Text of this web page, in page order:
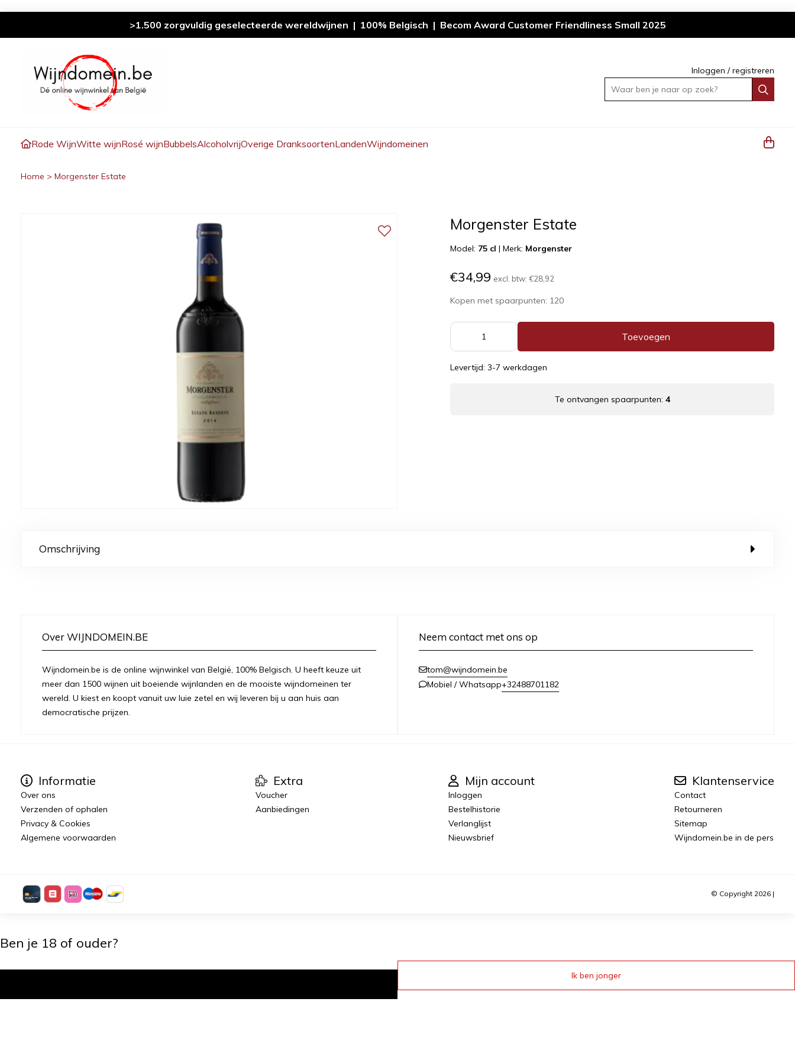
>1.500 zorgvuldig geselecteerde wereldwijnen | 100% Belgisch | Becom Award Customer Friendliness Small 2025
Inloggen /registreren
Waar ben je naar op zoek?
Rode WijnWitte wijnRosé wijnBubbelsAlcoholvrijOverige DranksoortenLandenWijndomeinen
Home > Morgenster Estate
Morgenster Estate
Model: 75 cl |Merk: Morgenster
€34,99 excl. btw:€28,92
Kopen met spaarpunten: 120
Toevoegen
Levertijd: 3-7 werkdagen
Te ontvangen spaarpunten: 4
Omschrijving
Over WIJNDOMEIN.BE
Wijndomein.be is de online wijnwinkel van België, 100% Belgisch. U heeft keuze uit
meer dan 1500 wijnen uit boeiende wijnlanden en de mooiste wijndomeinen ter
wereld. U kiest en koopt vanuit uw luie zetel en wij leveren bij u aan huis aan
democratische prijzen.
Neem contact met ons op
tom@wijndomein.be
Mobiel / Whatsapp+32488701182
Informatie
Over ons
Verzenden of ophalen
Privacy & Cookies
Algemene voorwaarden
Extra
Voucher
Aanbiedingen
Mijn account
Inloggen
Bestelhistorie
Verlanglijst
Nieuwsbrief
Klantenservice
Contact
Retourneren
Sitemap
Wijndomein.be in de pers
© Copyright 2026 |
Ben je 18 of ouder?
Ik ben jonger